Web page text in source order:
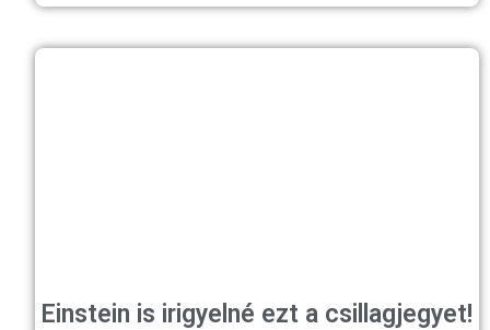
Einstein is irigyelné ezt a csillagjegyet!